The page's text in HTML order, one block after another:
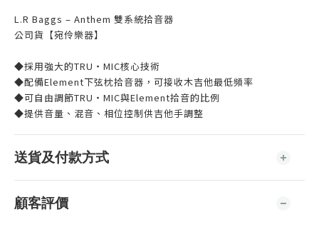
L.R Baggs – Anthem 雙系統拾音器
公司貨【宛伶樂器】
◆採用強大的TRU‧MIC核心技術
◆配備Element下弦枕拾音器，可接收木吉他最低頻率
◆可自由調節TRU‧MIC與Element拾音的比例
◆提供音量、混音、相位控制供吉他手調整
送貨及付款方式
顧客評價